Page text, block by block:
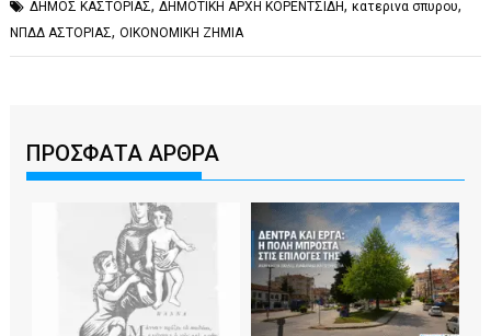
ΔΗΜΟΣ ΚΑΣΤΟΡΙΑΣ,ΔΗΜΟΤΙΚΗ ΑΡΧΗ ΚΟΡΕΝΤΣΙΔΗ,κατερινα σπυρου,
ΝΠΔΔ ΑΣΤΟΡΙΑΣ,ΟΙΚΟΝΟΜΙΚΗ ΖΗΜΙΑ
ΠΡΟΣΦΑΤΑ ΑΡΘΡΑ